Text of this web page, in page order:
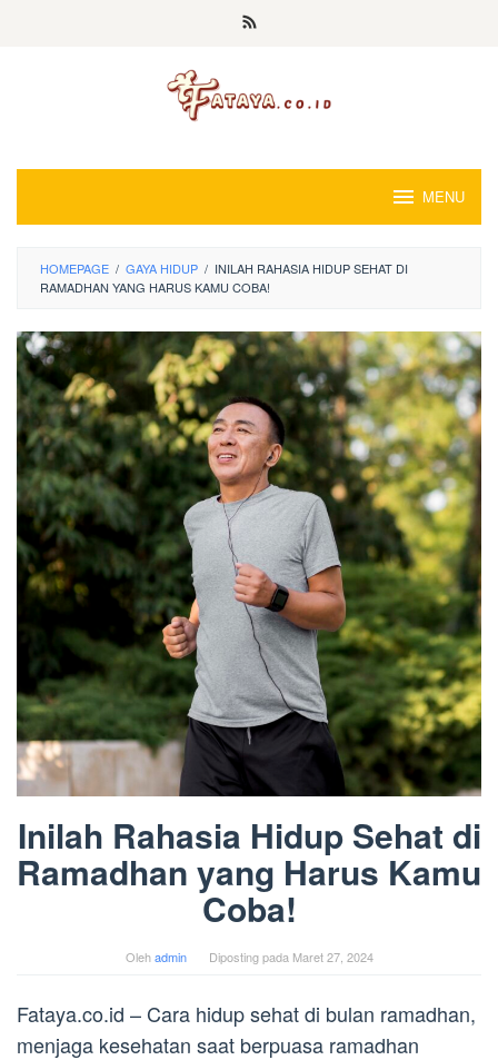
MENU
HOMEPAGE / GAYA HIDUP / INILAH RAHASIA HIDUP SEHAT DI
RAMADHAN YANG HARUS KAMU COBA!
Inilah Rahasia Hidup Sehat di
Ramadhan yang Harus Kamu
Coba!
Olehadmin Diposting pada Maret 27, 2024
Fataya.co.id – Cara hidup sehat di bulan ramadhan,
menjaga kesehatan saat berpuasa ramadhan